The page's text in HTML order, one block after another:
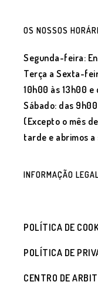
OS NOSSOS
Segunda-feira:
Terça a Sexta-
10h00 às 13h00 e
Sábado: das
(Excepto o mês
tarde e abrimos
INFORMAÇÃO LEGAL
POLÍTICA DE
POLÍTICA DE
CENTRO DE